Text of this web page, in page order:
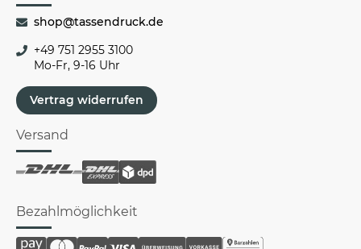
shop@tassendruck.de
+49 751 2955 3100
Mo-Fr, 9-16 Uhr
Vertrag widerrufen
Versand
Bezahlmöglichkeit